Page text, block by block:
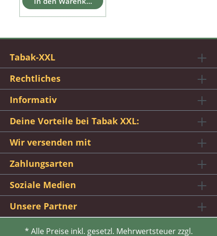
Tabak-XXL
Rechtliches
Informativ
Deine Vorteile bei Tabak XXL:
Wir versenden mit
Zahlungsarten
Soziale Medien
Unsere Partner
* Alle Preise inkl. gesetzl. Mehrwertsteuer zzgl.